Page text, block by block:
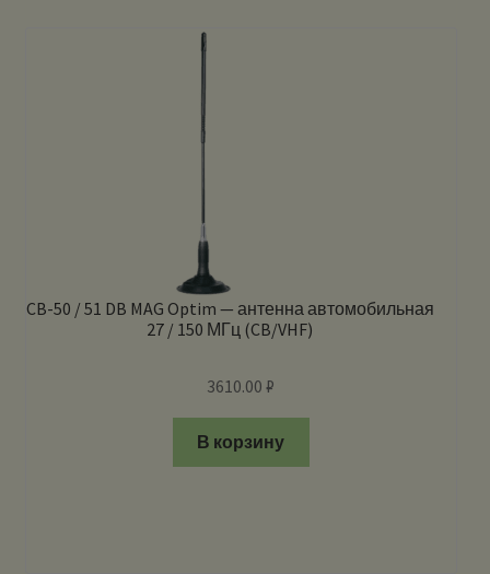
CB-50 / 51 DB MAG Optim — антенна автомобильная
27 / 150 МГц (CB/VHF)
3610.00₽
В корзину